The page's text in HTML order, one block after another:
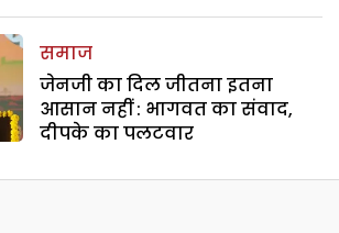
समाज
जेनजी का दिल जीतना इतना
आसान नहीं : भागवत का संवाद,
दीपके का पलटवार